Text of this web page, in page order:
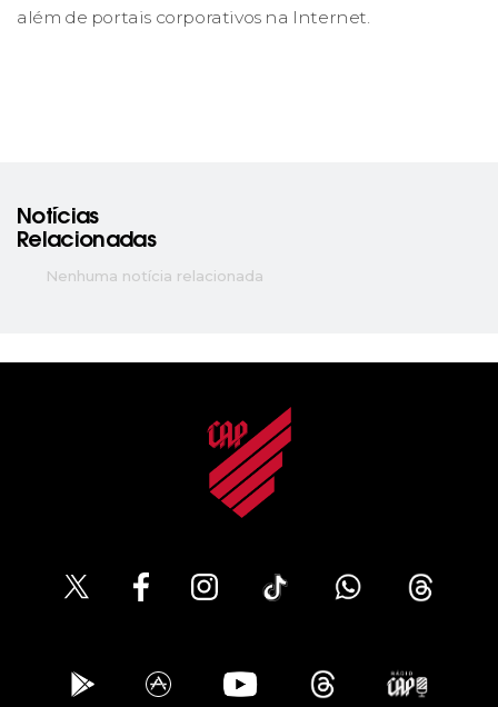
além de portais corporativos na Internet.
Notícias
Relacionadas
Nenhuma notícia relacionada